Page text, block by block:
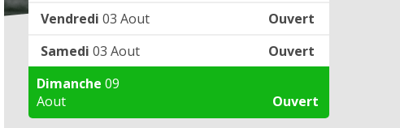
Vendredi 03 Aout
Ouvert
Samedi 03 Aout
Ouvert
Dimanche 09
Aout
Ouvert